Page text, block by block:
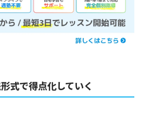
式で得点化していく